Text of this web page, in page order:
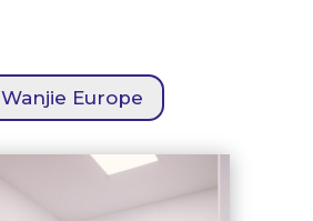
Europe